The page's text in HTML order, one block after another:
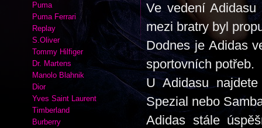
Ve vedení
mezi bratry byl
Dodnes je Adidas
sportovních potřeb.
U Adidasu
Spezial nebo
Adidas stále
Puma
Puma Ferrari
Replay
S.Oliver
Tommy Hilfiger
Dr. Martens
Manolo Blahnik
Dior
Yves Saint Laurent
Timberland
Burberry